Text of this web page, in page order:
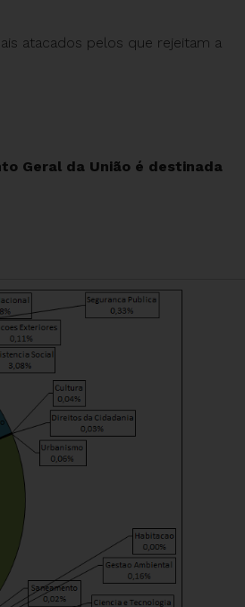
atacados pelos que rejeitam a
Geral da União é destinada